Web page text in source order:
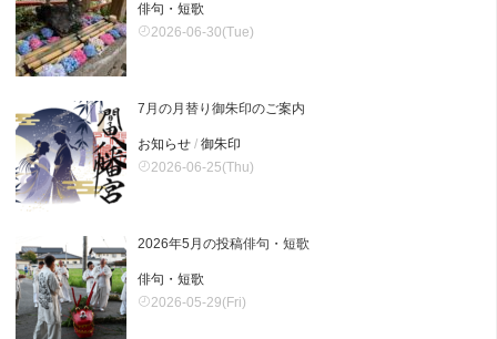
俳句・短歌
2026-06-30(Tue)
7月の月替り御朱印のご案内
お知らせ / 御朱印
2026-06-25(Thu)
2026年5月の投稿俳句・短歌
俳句・短歌
2026-05-29(Fri)